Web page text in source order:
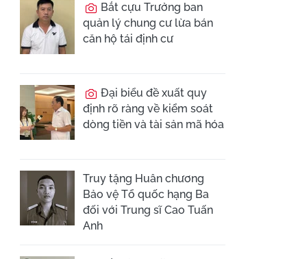
Bắt cựu Trưởng ban
quản lý chung cư lừa bán
căn hộ tái định cư
Đại biểu đề xuất quy
định rõ ràng về kiểm soát
dòng tiền và tài sản mã hóa
Truy tặng Huân chương
Bảo vệ Tổ quốc hạng Ba
đối với Trung sĩ Cao Tuấn
Anh